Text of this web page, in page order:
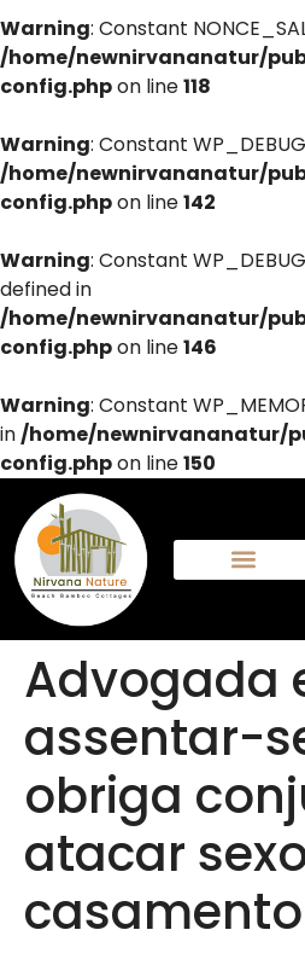
Warning: Constant
/home/newnirvananatur/
config.phpon line118
Warning: Constant
/home/newnirvananatur/
config.phpon line142
Warning: Constant
defined in
/home/newnirvananatur/
config.phpon line146
Warning: Constant
in/home/newnirvananatur/
config.phpon line150
Advogada
assentar-
obriga
atacar
casamento